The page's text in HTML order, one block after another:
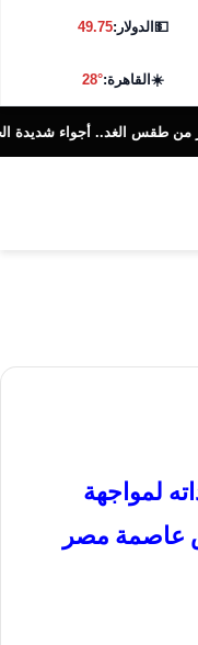
💵الدولار:49.75
☀️القاهرة:28°
شديدة الحرارة و38 درجة بالقاهرة
لمواجهة
عاصمة مصر